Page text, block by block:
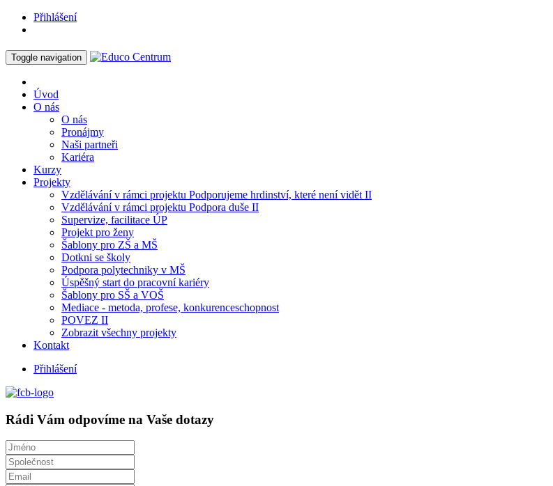
Přihlášení
Toggle navigation
Úvod
O nás
O nás
Pronájmy
Naši partneři
Kariéra
Kurzy
Projekty
Vzdělávání v rámci projektu Podporujeme hrdinství, které není vidět II
Vzdělávání v rámci projektu Podpora duše II
Supervize, facilitace ÚP
Projekt pro ženy
Šablony pro ZŠ a MŠ
Dotkni se školy
Podpora polytechniky v MŠ
Úspěšný start do pracovní kariéry
Šablony pro SŠ a VOŠ
Mediace - metoda, profese, konkurenceschopnost
POVEZ II
Zobrazit všechny projekty
Kontakt
Přihlášení
Rádi Vám odpovíme na Vaše dotazy